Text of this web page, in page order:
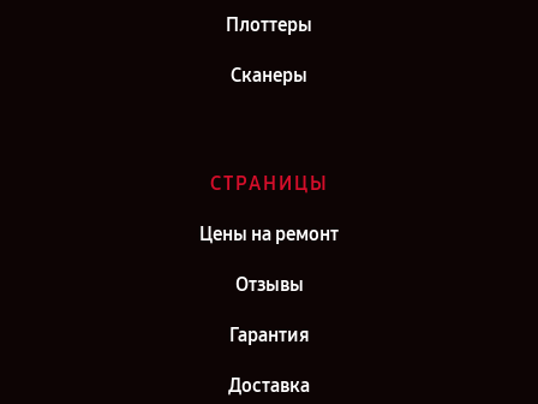
Плоттеры
Сканеры
СТРАНИЦЫ
Цены на ремонт
Отзывы
Гарантия
Доставка